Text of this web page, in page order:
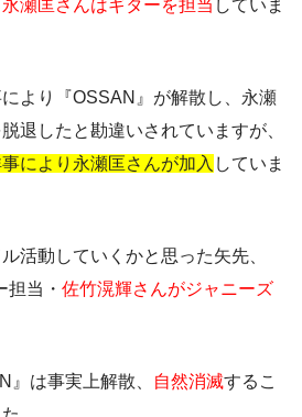
永瀬匡さんはギターを担当 していま
より 『OSSAN』が解散 し、永瀬
退したと勘違いされていますが、
により永瀬匡さんが加入 していま
活動していくかと思った矢先、
当・ 佐竹滉輝さんがジャニーズ
』は事実上解散、 自然消滅するこ